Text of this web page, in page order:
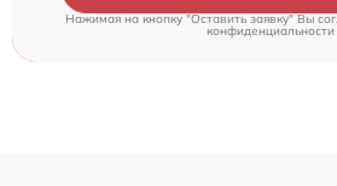
Нажимая на кнопку "Оставить заявку" Вы
конфиденциальности